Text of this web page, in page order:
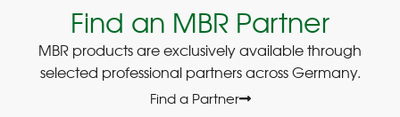
Find an MBR Partner
MBR products are exclusively available through
selected professional partners across Germany.
Find a Partner